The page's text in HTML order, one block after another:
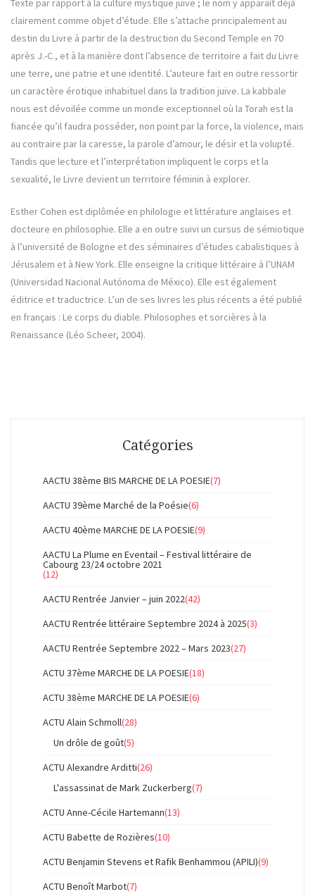
Texte par rapport à la culture mystique juive ; le nom y apparaît déjà
clairement comme objet d’étude. Elle s’attache principalement au
destin du Livre à partir de la destruction du Second Temple en 70
après J.-C., et à la manière dont l’absence de territoire a fait du Livre
une terre, une patrie et une identité. L’auteure fait en outre ressortir
un caractère érotique inhabituel dans la tradition juive. La kabbale
nous est dévoilée comme un monde exceptionnel où la Torah est la
fiancée qu’il faudra posséder, non point par la force, la violence, mais
au contraire par la caresse, la parole d’amour, le désir et la volupté.
Tandis que lecture et l’interprétation impliquent le corps et la
sexualité, le Livre devient un territoire féminin à explorer.
Esther Cohen est diplômée en philologie et littérature anglaises et
docteure en philosophie. Elle a en outre suivi un cursus de sémiotique
à l’université de Bologne et des séminaires d’études cabalistiques à
Jérusalem et à New York. Elle enseigne la critique littéraire à l’UNAM
(Universidad Nacional Autónoma de México). Elle est également
éditrice et traductrice. L’un de ses livres les plus récents a été publié
en français : Le corps du diable. Philosophes et sorcières à la
Renaissance (Léo Scheer, 2004).
Catégories
AACTU 38ème BIS MARCHE DE LA POESIE(7)
AACTU 39ème Marché de la Poésie(6)
AACTU 40ème MARCHE DE LA POESIE(9)
AACTU La Plume en Eventail – Festival littéraire de
Cabourg 23/24 octobre 2021
(12)
AACTU Rentrée Janvier – juin 2022(42)
AACTU Rentrée littéraire Septembre 2024 à 2025(3)
AACTU Rentrée Septembre 2022 – Mars 2023(27)
ACTU 37ème MARCHE DE LA POESIE(18)
ACTU 38ème MARCHE DE LA POESIE(6)
ACTU Alain Schmoll(28)
Un drôle de goût(5)
ACTU Alexandre Arditti(26)
L'assassinat de Mark Zuckerberg(7)
ACTU Anne-Cécile Hartemann(13)
ACTU Babette de Rozières(10)
ACTU Benjamin Stevens et Rafik Benhammou (APILI)(9)
ACTU Benoît Marbot(7)